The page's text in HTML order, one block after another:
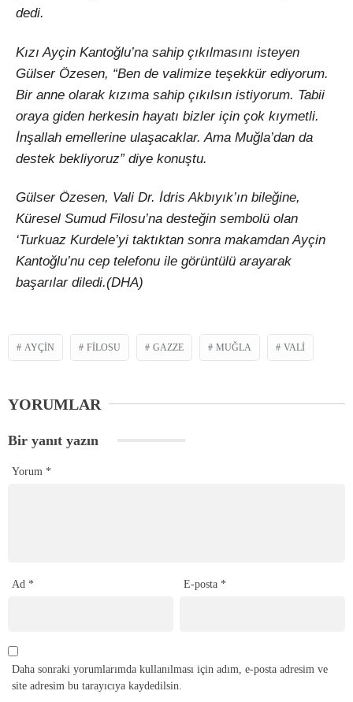
dedi.
Kızı Ayçin Kantoğlu’na sahip çıkılmasını isteyen
Gülser Özesen, “Ben de valimize teşekkür ediyorum.
Bir anne olarak kızıma sahip çıkılsın istiyorum. Tabii
oraya giden herkesin hayatı bizler için çok kıymetli.
İnşallah emellerine ulaşacaklar. Ama Muğla’dan da
destek bekliyoruz” diye konuştu.
Gülser Özesen, Vali Dr. İdris Akbıyık’ın bileğine,
Küresel Sumud Filosu’na desteğin sembolü olan
‘Turkuaz Kurdele’yi taktıktan sonra makamdan Ayçin
Kantoğlu’nu cep telefonu ile görüntülü arayarak
başarılar diledi.(DHA)
AYÇIN FILOSU GAZZE MUĞLA VALI
YORUMLAR
Bir yanıt yazın
Yorum *
Ad * E-posta *
Daha sonraki yorumlarımda kullanılması için adım, e-posta adresim ve
site adresim bu tarayıcıya kaydedilsin.